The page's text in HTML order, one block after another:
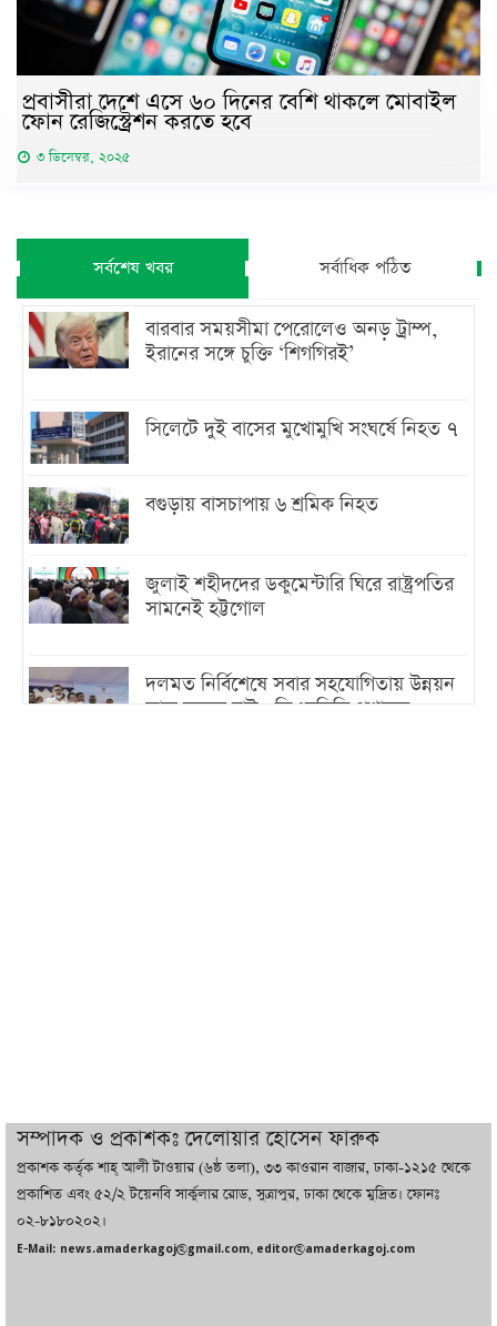
প্রবাসীরা দেশে এসে ৬০ দিনের বেশি থাকলে মোবাইল
ফোন রেজিস্ট্রেশন করতে হবে
৩ ডিসেম্বর, ২০২৫
সর্বশেষ খবর সর্বাধিক পঠিত
বারবার সময়সীমা পেরোলেও অনড় ট্রাম্প,
ইরানের সঙ্গে চুক্তি ‘শিগগিরই’
সিলেটে দুই বাসের মুখোমুখি সংঘর্ষে নিহত ৭
বগুড়ায় বাসচাপায় ৬ শ্রমিক নিহত
জুলাই শহীদদের ডকুমেন্টারি ঘিরে রাষ্ট্রপতির
সামনেই হট্টগোল
দলমত নির্বিশেষে সবার সহযোগিতায় উন্নয়ন
কাজ করতে চাই : ডিএনসিসি প্রশাসক
বাজারে কাঁচা মরিচে ‘আগুন’, ‘এত দাম তো
আগে দেখিনি’
সম্পাদক ও প্রকাশকঃ দেলোয়ার হোসেন ফারুক
প্রকাশক কর্তৃক শাহ্ আলী টাওয়ার (৬ষ্ঠ তলা), ৩৩ কাওরান বাজার, ঢাকা-১২১৫ থেকে
প্রকাশিত এবং ৫২/২ টয়েনবি সার্কুলার রোড, সুত্রাপুর, ঢাকা থেকে মুদ্রিত। ফোনঃ
০২-৮১৮০২০২।
E-Mail: news.amaderkagoj@gmail.com, editor@amaderkagoj.com